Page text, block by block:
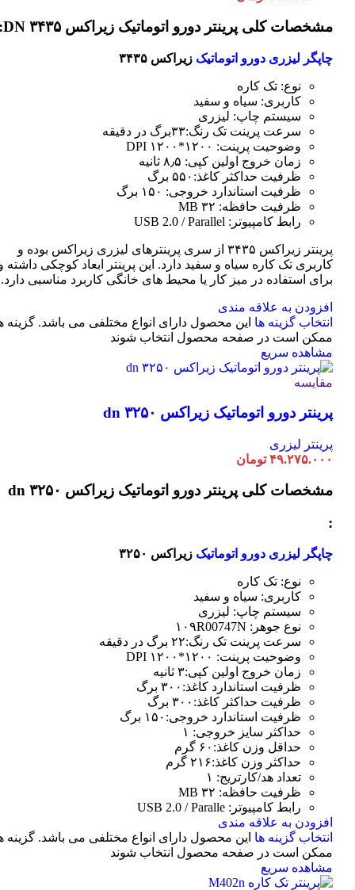
مشخصات کلی پرینتر دورو اتوماتیک زیراکس DN ۳۴۳۵:
چاپگر لیزری دورو اتوماتیک زیراکس ۳۴۳۵
نوع: تک کاره
کاربری: سیاه و سفید
سیستم چاپ: لیزری
سرعت پرینت تک رنگ:۳۳برگ در دقیقه
وضوحیت پرینت: ۱۲۰۰*۱۲۰۰ DPI
زمان خروج اولین کپی: ۸٫۵ ثانیه
ظرفیت حداکثر کاغذ:۵۵۰ برگ
ظرفیت استاندارد خروجی: ۱۵۰ برگ
ظرفیت حافظه: ۳۲ MB
رابط کامپیوتر: USB 2.0 / Parallel
پرینتر زیراکس ۳۴۳۵ از سری پرینترهای لیزری زیراکس بوده و
کاربری تک کاره سیاه و سفید دارد. این پرینتر ابعاد کوچکی داشته
برای استفاده در میز کار یا محیط های خانگی کاربرد مناسبی دارد.
افزودن به علاقه مندی
انتخاب گزینه ها این محصول دارای انواع مختلفی می باشد. گزینه
ممکن است در صفحه محصول انتخاب شوند
مشاهده سریع
مقایسه
پرینتر دورو اتوماتیک زیراکس dn ۳۲۵۰
پرینتر لیزری
۴۹.۲۷۵.۰۰۰ تومان
مشخصات کلی پرینتر دورو اتوماتیک زیراکس dn ۳۲۵۰
:
چاپگر لیزری دورو اتوماتیک زیراکس ۳۲۵۰
نوع: تک کاره
کاربری: سیاه و سفید
سیستم چاپ: لیزری
نوع جوهر: ۱۰۹R00747N
سرعت پرینت تک رنگ:۲۲ برگ در دقیقه
وضوحیت پرینت: ۱۲۰۰*۱۲۰۰ DPI
زمان خروج اولین کپی:۳ ثانیه
ظرفیت استاندارد کاغذ:۳۰۰ برگ
ظرفیت حداکثر کاغذ:۳۰۰ برگ
ظرفیت استاندارد خروجی:۱۵۰ برگ
حداکثر سایز خروجی: ۱
حداقل وزن کاغذ:۶۰ گرم
حداکثر وزن کاغذ:۲۱۶ گرم
تعداد هد/کارتریج: ۱
ظرفیت حافظه: ۳۲ MB
رابط کامپیوتر: USB 2.0 / Paralle
افزودن به علاقه مندی
انتخاب گزینه ها این محصول دارای انواع مختلفی می باشد. گزینه
ممکن است در صفحه محصول انتخاب شوند
مشاهده سریع